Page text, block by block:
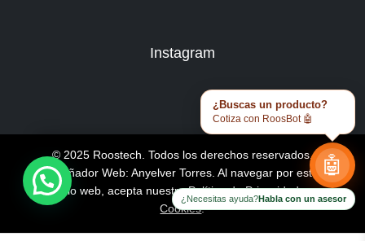
Instagram
© 2025 Roostech. Todos los derechos reservados.
Diseñador Web: Anyelver Torres . Al navegar por este
sitio web, acepta nuestraPolítica de Privacidad y
Cookies.
¿Buscas un producto?
Cotiza con RoosBot 🤖
🤖
¿Necesitas ayuda?Habla con un asesor